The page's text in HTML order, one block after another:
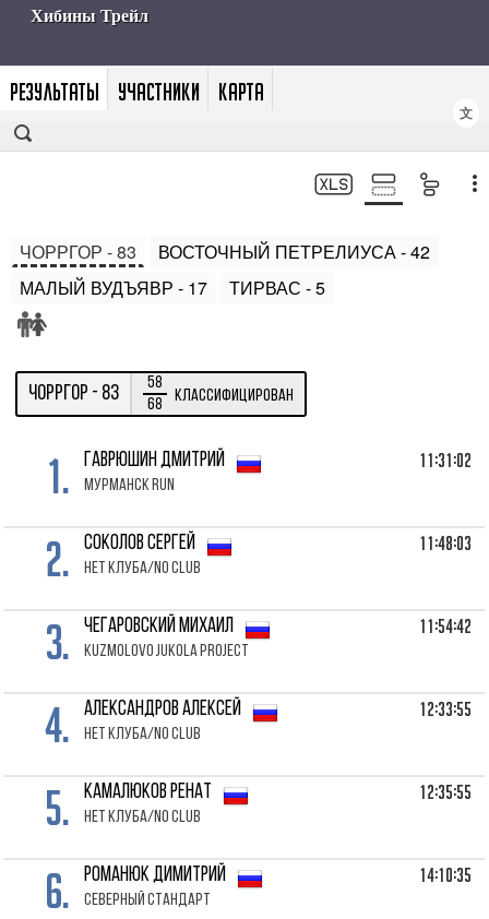
РЕЗУЛЬТАТЫ УЧАСТНИКИ КАРТА
文
ЧОРРГОР - 83
ВОСТОЧНЫЙ ПЕТРЕЛИУСА - 42
МАЛЫЙ ВУДЪЯВР - 17
ТИРВАС - 5
ЧОРРГОР - 83
58
68
Классифицирован
1. ГАВРЮШИН Дмитрий
Мурманск Run
11:31:02
2. СОКОЛОВ Сергей
Нет клуба/No club
11:48:03
3. ЧЕГАРОВСКИЙ Михаил
Kuzmolovo Jukola Project
11:54:42
4. АЛЕКСАНДРОВ Алексей
Нет клуба/No club
12:33:55
5. КАМАЛЮКОВ Ренат
Нет клуба/No club
12:35:55
6. РОМАНЮК Димитрий
Северный стандарт
14:10:35